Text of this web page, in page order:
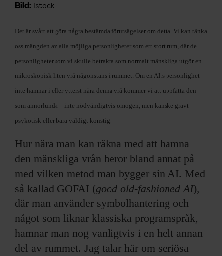
Bild: Istock
Det är svårt att göra några bestämda förutsägelser om detta. Vi kan tänka
oss mängden av alla möjliga personligheter som ett stort rum, där de
personligheter som vi skulle betrakta som normalt mänskliga utgör en
mikroskopisk liten vrå någonstans i rummet. Om en AI:s personlighet
inte hamnar i eller ytterst nära denna vrå kommer vi att uppfatta den
som annorlunda – inte nödvändigtvis omogen, men kanske gravt
psykotisk eller bara väldigt konstig.
Hur nära man kan räkna med att hamna
den mänskliga vrån beror bland annat på
med vilken metod man bygger sin AI. Med
så kallad GOFAI (good old-fashioned AI),
där man använder symbolhantering och
något som liknar klassiska programspråk,
hamnar man nog vanligtvis i en helt annan
del av rummet. Jag talar här om seriösa